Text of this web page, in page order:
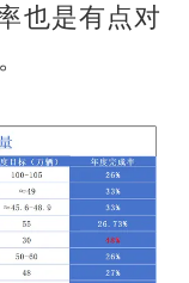
也是有点对